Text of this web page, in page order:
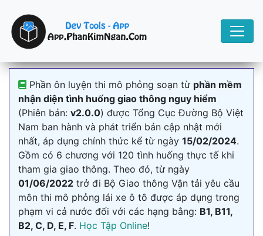
Phần ôn luyện thi mô phỏng soạn từ phần mềm
nhận diện tình huống giao thông nguy hiểm
(Phiên bản: v2.0.0) được Tổng Cục Đường Bộ Việt
Nam ban hành và phát triển bản cập nhật mới
nhất, áp dụng chính thức kể từ ngày 15/02/2024.
Gồm có 6 chương với 120 tình huống thực tế khi
tham gia giao thông. Theo đó, từ ngày
01/06/2022 trở đi Bộ Giao thông Vận tải yêu cầu
môn thi mô phỏng lái xe ô tô được áp dụng trong
phạm vi cả nước đối với các hạng bằng: B1, B11,
B2, C, D, E, F. Học Tập Online!